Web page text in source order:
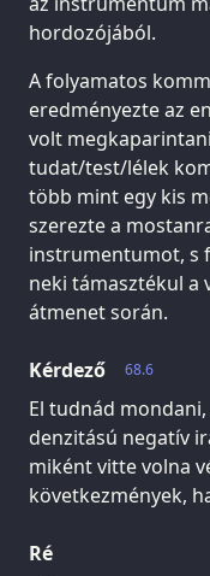
hordozójából.
A folyamatos
eredményezte az
volt
tudat/test/lélek
több mint egy kis
szerezte a
instrumentumot, s
neki támasztékul a
átmenet során.
68.6
Kérdező
El tudnád
denzitású negatív
miként vitte volna
következmények,
Ré